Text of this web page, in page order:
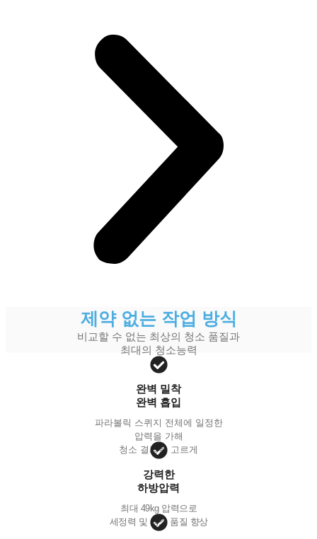
제약 없는 작업 방식
비교할 수 없는 최상의 청소 품질과
최대의 청소능력
완벽 밀착
완벽 흡입
파라볼릭 스퀴지 전체에 일정한
압력을 가해
청소 결과를 고르게
강력한
하방압력
최대 49kg 압력으로
세정력 및 청소 품질 향상